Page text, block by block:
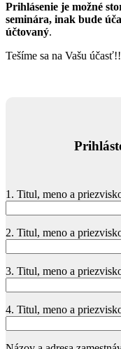
Prihlásenie je možné
seminára, inak bude
účtovaný.
Tešíme sa na Vašu
1. Titul, meno a
2. Titul, meno a
3. Titul, meno a
4. Titul, meno a